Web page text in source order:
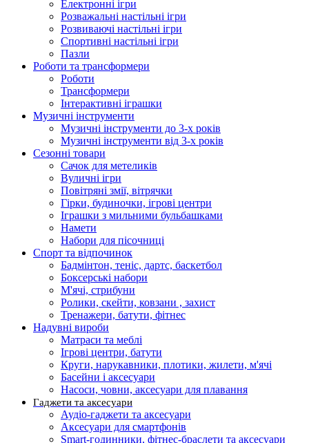
Електронні ігри
Розважальні настільні ігри
Розвиваючі настільні ігри
Спортивні настільні ігри
Пазли
Роботи та трансформери
Роботи
Трансформери
Інтерактивні іграшки
Музичні інструменти
Музичні інструменти до 3-х років
Музичні інструменти від 3-х років
Сезонні товари
Сачок для метеликів
Вуличні ігри
Повітряні змії, вітрячки
Гірки, будиночки, ігрові центри
Іграшки з мильними бульбашками
Намети
Набори для пісочниці
Спорт та відпочинок
Бадмінтон, теніс, дартс, баскетбол
Боксерські набори
М'ячі, стрибуни
Ролики, скейти, ковзани , захист
Тренажери, батути, фітнес
Надувні вироби
Матраси та меблі
Ігрові центри, батути
Круги, нарукавники, плотики, жилети, м'ячі
Басейни і аксесуари
Насоси, човни, аксесуари для плавання
Гаджети та аксесуари
Аудіо-гаджети та аксесуари
Аксесуари для смартфонів
Smart-годинники, фітнес-браслети та аксесуари